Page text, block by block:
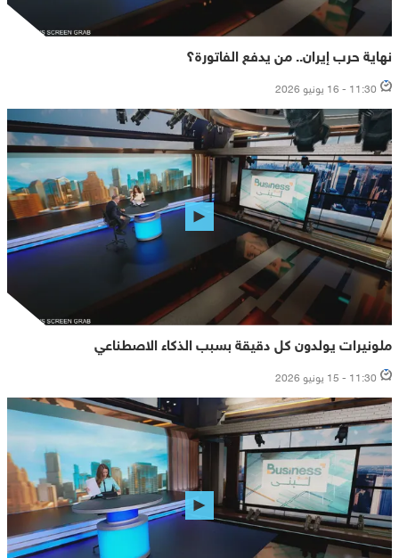
نهاية حرب إيران.. من يدفع الفاتورة؟
11:30 - 16 يونيو 2026
ملونيرات يولدون كل دقيقة بسبب الذكاء الاصطناعي
11:30 - 15 يونيو 2026